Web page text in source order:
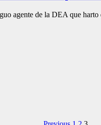
agente de la DEA que harto